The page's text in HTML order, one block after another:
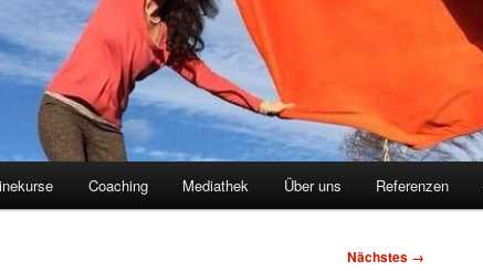
Coaching Mediathek Über uns Referenzen
Nächstes →